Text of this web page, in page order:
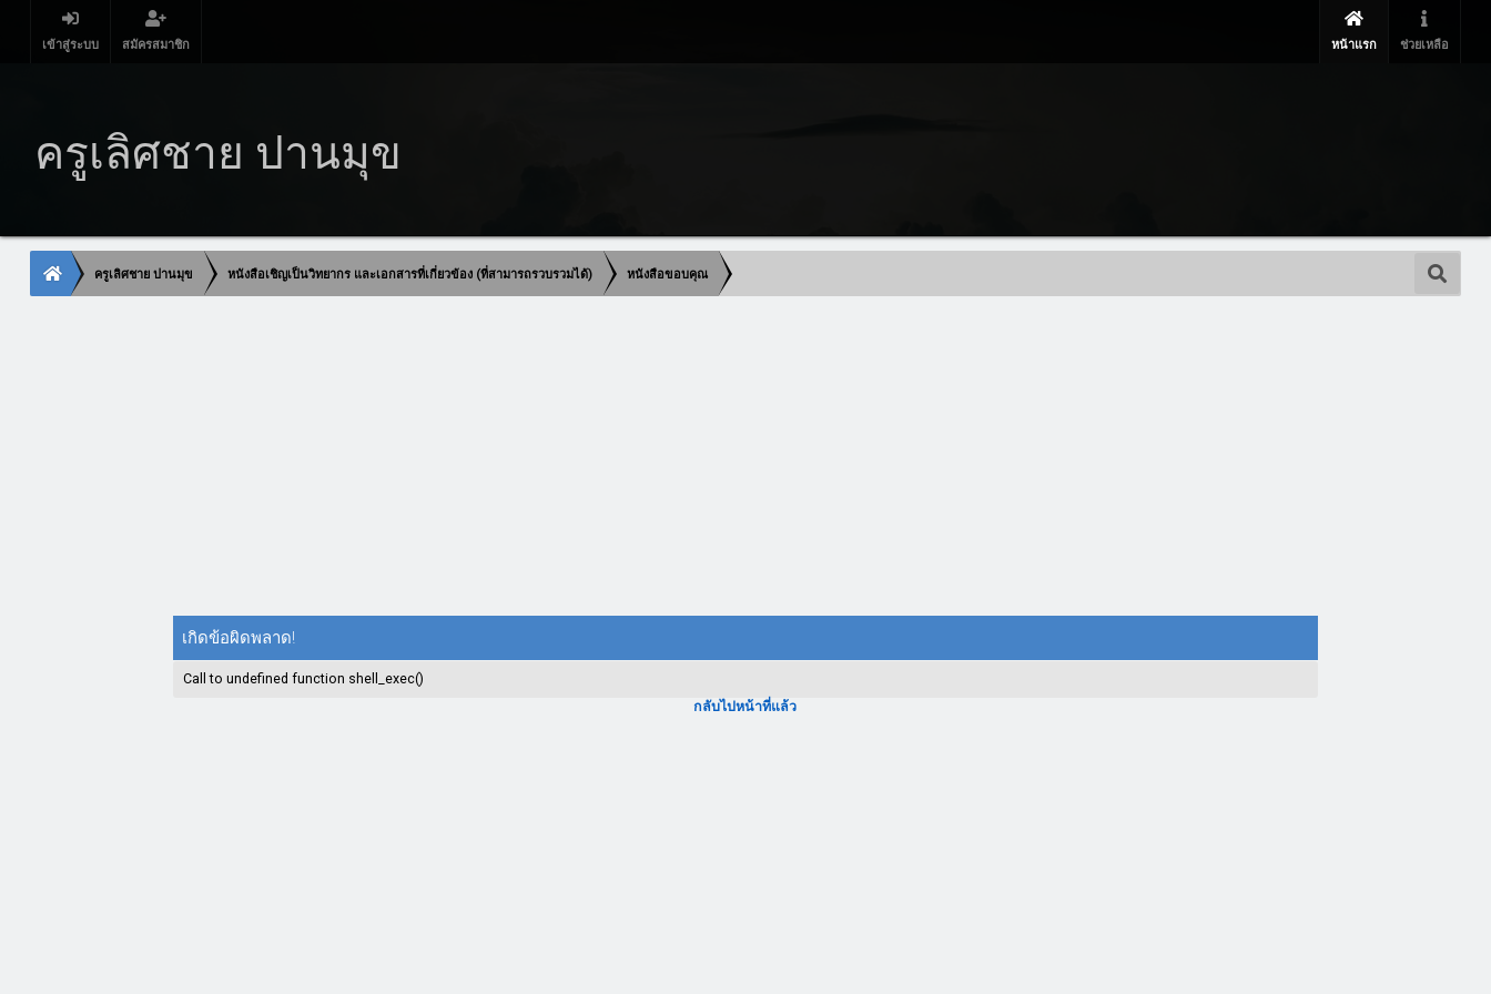
เข้าสู่ระบบ สมัครสมาชิก หน้าแรก ช่วยเหลือ
ครูเลิศชาย ปานมุข
ครูเลิศชาย ปานมุข หนังสือเชิญเป็นวิทยากร และเอกสารที่เกี่ยวข้อง (ที่สามารถรวบรวมได้) หนังสือขอบคุณ
เกิดข้อผิดพลาด!
Call to undefined function shell_exec()
กลับไปหน้าที่แล้ว